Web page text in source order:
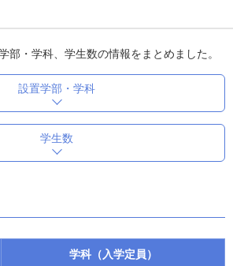
部・学科、学生数の情報をまとめました。
設置学部・学科
学生数
学科（入学定員）